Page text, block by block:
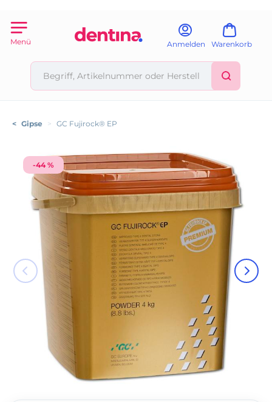
Menü Anmelden Warenkorb
< Gipse > GC Fujirock® EP
-44 %